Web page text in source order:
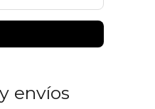
envíos